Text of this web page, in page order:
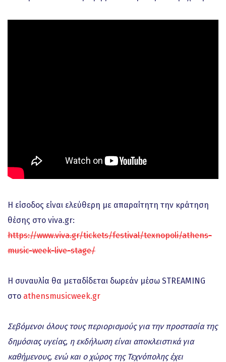
Η είσοδος είναι ελεύθερη με απαραίτητη την κράτηση
θέσης στο viva.gr:
https://www.viva.gr/tickets/festival/texnopoli/athens-
music-week-live-stage/
Η συναυλία θα μεταδίδεται δωρεάν μέσω STREAMING
στο athensmusicweek.gr
Σεβόμενοι όλους τους περιορισμούς για την προστασία της
δημόσιας υγείας, η εκδήλωση είναι αποκλειστικά για
καθήμενους, ενώ και ο χώρος της Τεχνόπολης έχει